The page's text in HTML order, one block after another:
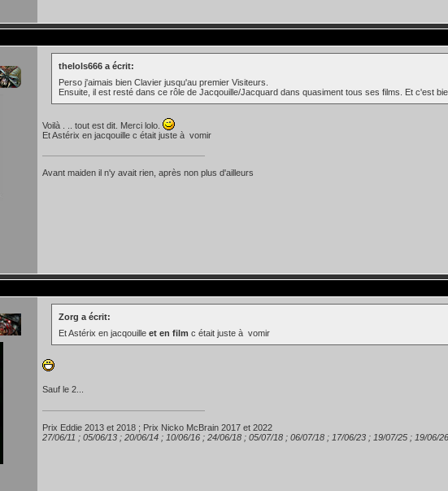
thelols666 a écrit:
Perso j'aimais bien Clavier jusqu'au premier Visiteurs.
Ensuite, il est resté dans ce rôle de Jacqouille/Jacquard dans quasiment tous ses films. Et c'est
Voilà . .. tout est dit. Merci lolo.
Et Astérix en jacqouille c était juste à vomir
Avant maiden il n'y avait rien, après non plus d'ailleurs
Zorg a écrit:
Et Astérix en jacqouilleet en film c était juste à vomir
Sauf le 2...
Prix Eddie 2013 et 2018 ; Prix Nicko McBrain 2017 et 2022
27/06/11 ; 05/06/13 ; 20/06/14 ; 10/06/16 ; 24/06/18 ; 05/07/18 ; 06/07/18 ; 17/06/23 ; 19/07/25 ; 19/06/26